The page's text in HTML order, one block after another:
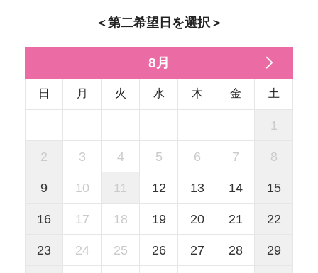
＜第二希望日を選択＞
8月
日 月 火 水 木 金 土
1
2 3 4 5 6 7 8
9 10 11 12 13 14 15
16 17 18 19 20 21 22
23 24 25 26 27 28 29